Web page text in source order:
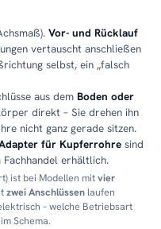
Vor- und Rücklauf
vertauscht anschließen
selbst, ein „falsch
aus dem Boden oder
direkt – Sie drehen ihn
nicht ganz gerade sitzen.
für Kupferrohre sind
erhältlich.
ist bei Modellen mitvier
zwei Anschlüssen laufen
– welche Betriebsart
Schema.